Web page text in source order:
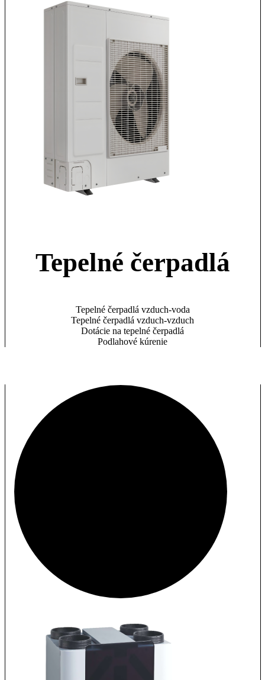
Tepelné čerpadlá
Tepelné čerpadlá vzduch-voda
Tepelné čerpadlá vzduch-vzduch
Dotácie na tepelné čerpadlá
Podlahové kúrenie